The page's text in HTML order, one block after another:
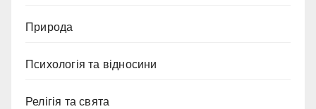
Природа
Психологія та відносини
Релігія та свята